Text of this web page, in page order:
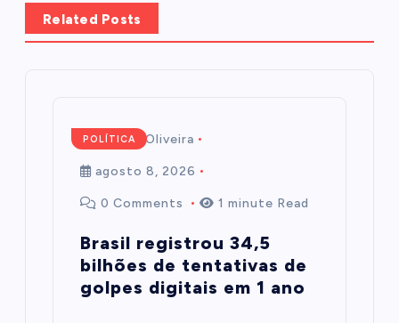
Related Posts
POLÍTICA
Mairim de Oliveira
agosto 8, 2026
0 Comments 1 minute Read
Brasil registrou 34,5
bilhões de tentativas de
golpes digitais em 1 ano